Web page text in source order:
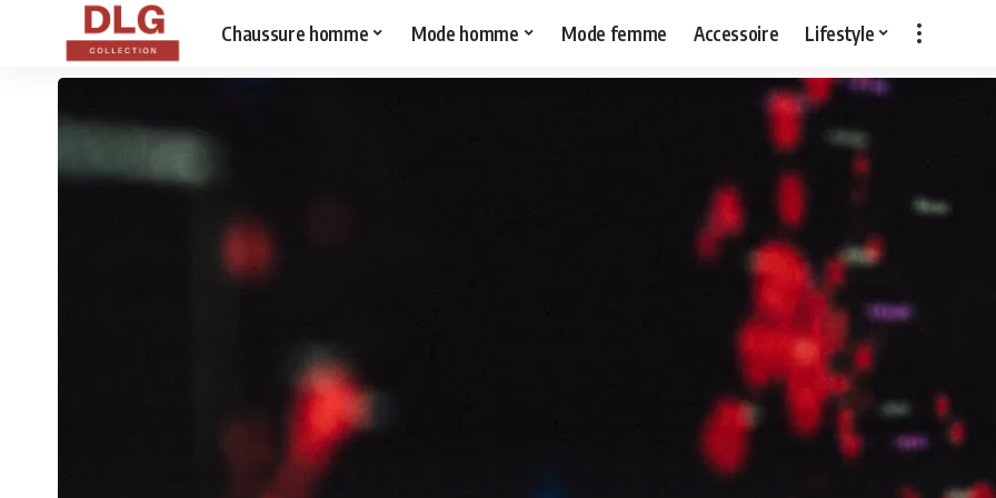
Chaussure homme Mode homme Mode femme Accessoire Lifestyle